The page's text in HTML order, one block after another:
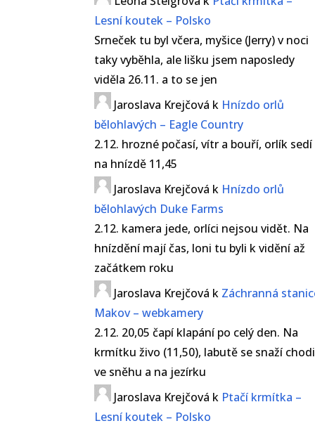
Lesní koutek – Polsko
Srneček tu byl včera, myšice (Jerry) v noci
taky vyběhla, ale lišku jsem naposledy
viděla 26.11. a to se jen
Jaroslava Krejčová k Hnízdo orlů
bělohlavých – Eagle Country
2.12. hrozné počasí, vítr a bouří, orlík sedí
na hnízdě 11,45
Jaroslava Krejčová k Hnízdo orlů
bělohlavých Duke Farms
2.12. kamera jede, orlíci nejsou vidět. Na
hnízdění mají čas, loni tu byli k vidění až
začátkem roku
Jaroslava Krejčová k Záchranná
Makov – webkamery
2.12. 20,05 čapí klapání po celý den. Na
krmítku živo (11,50), labutě se snaží
ve sněhu a na jezírku
Jaroslava Krejčová k Ptačí krmítka –
Lesní koutek – Polsko